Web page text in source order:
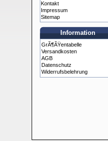
Kontakt
Impressum
Sitemap
Information
GrÃ¶ÃŸentabelle
Versandkosten
AGB
Datenschutz
Widerrufsbelehrung